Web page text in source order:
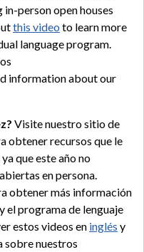
person open houses
this video to learn more
language program.
information about our
Visite nuestro sitio de
obtener recursos que le
que este año no
en persona.
obtener más información
el programa de lenguaje
estos videos en inglés y
sobre nuestros